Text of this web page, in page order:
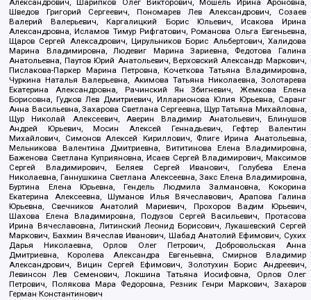
Александрович, Шарипков Олег Викторович, Мошель Ирина Ароновна,
Шведов Григорий Сергеевич, Пономарев Лев Александрович, Созаев
Валерий Валерьевич, Каргалицкий Борис Юльевич, Исакова Ирина
Александровна, Исламов Тимур Рифгатович, Романова Ольга Евгеньевна,
Щаров Сергей Алексадрович, Цирульников Борис Альбертович, Халидова
Марина Владимировна, Людевиг Марина Зариевна, Федотова Галина
Анатольевна, Паутов Юрий Анатольевич, Верховский Александр Маркович,
Пислакова-Паркер Марина Петровна, Кочеткова Татьяна Владимировна,
Чуркина Наталья Валерьевна, Акимова Татьяна Николаевна, Золотарева
Екатерина Александровна, Рачинский Ян Збигневич, Жемкова Елена
Борисовна, Гудков Лев Дмитриевич, Илларионова Юлия Юрьевна, Саранг
Анна Васильевна, Захарова Светлана Сергеевна, Щур Татьяна Михайловна,
Щур Николай Алексеевич, Аверин Владимир Анатольевич, Блинушов
Андрей Юрьевич, Мосин Алексей Геннадьевич, Гефтер Валентин
Михайлович, Симонов Алексей Кириллович, Флиге Ирина Анатольевна,
Мельникова Валентина Дмитриевна, Вититинова Елена Владимировна,
Баженова Светлана Куприяновна, Исаев Сергей Владимирович, Максимов
Сергей Владимирович, Беляев Сергей Иванович, Голубева Елена
Николаевна, Ганнушкина Светлана Алексеевна, Закс Елена Владимировна,
Буртина Елена Юрьевна, Гендель Людмила Залмановна, Кокорина
Екатерина Алексеевна, Шуманов Илья Вячеславович, Арапова Галина
Юрьевна, Свечников Анатолий Мариевич, Прохоров Вадим Юрьевич,
Шахова Елена Владимировна, Подузов Сергей Васильевич, Протасова
Ирина Вячеславовна, Литинский Леонид Борисович, Лукашевский Сергей
Маркович, Бахмин Вячеслав Иванович, Шабад Анатолий Ефимович, Сухих
Дарья Николаевна, Орлов Олег Петрович, Добровольская Анна
Дмитриевна, Королева Александра Евгеньевна, Смирнов Владимир
Александрович, Вицин Сергей Ефимович, Золотухин Борис Андреевич,
Левинсон Лев Семенович, Локшина Татьяна Иосифовна, Орлов Олег
Петрович, Полякова Мара Федоровна, Резник Генри Маркович, Захаров
Герман Константинович